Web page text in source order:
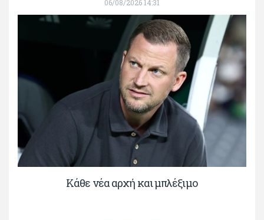
06/08/2026 14:31
Κάθε νέα αρχή και μπλέξιμο